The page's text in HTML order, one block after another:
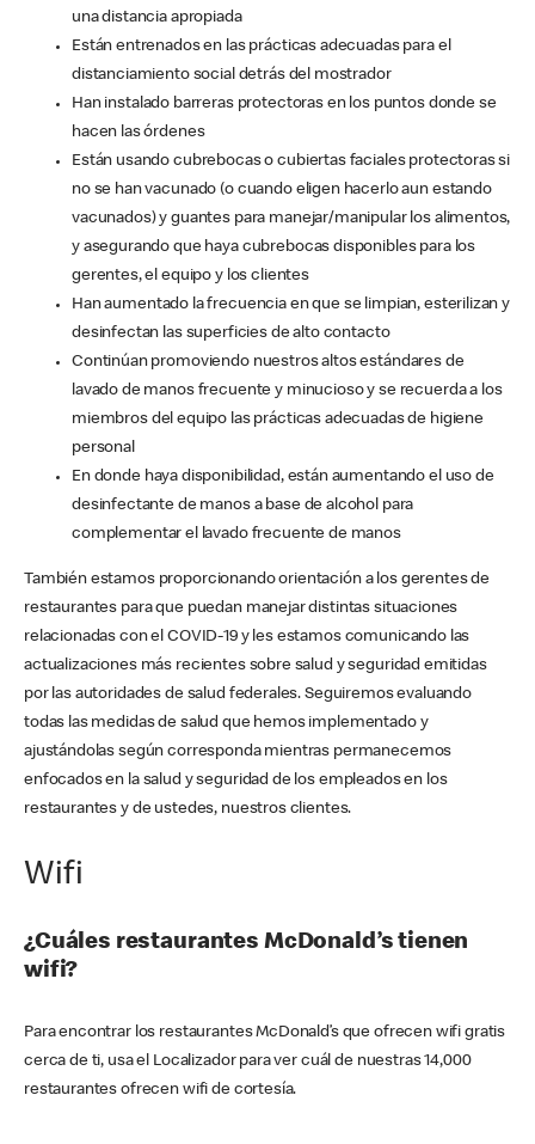
una distancia apropiada
Están entrenados en las prácticas adecuadas para el
distanciamiento social detrás del mostrador
Han instalado barreras protectoras en los puntos donde se
hacen las órdenes
Están usando cubrebocas o cubiertas faciales protectoras si
no se han vacunado (o cuando eligen hacerlo aun estando
vacunados) y guantes para manejar/manipular los alimentos,
y asegurando que haya cubrebocas disponibles para los
gerentes, el equipo y los clientes
Han aumentado la frecuencia en que se limpian, esterilizan y
desinfectan las superficies de alto contacto
Continúan promoviendo nuestros altos estándares de
lavado de manos frecuente y minucioso y se recuerda a los
miembros del equipo las prácticas adecuadas de higiene
personal
En donde haya disponibilidad, están aumentando el uso de
desinfectante de manos a base de alcohol para
complementar el lavado frecuente de manos
También estamos proporcionando orientación a los gerentes de
restaurantes para que puedan manejar distintas situaciones
relacionadas con el COVID-19 y les estamos comunicando las
actualizaciones más recientes sobre salud y seguridad emitidas
por las autoridades de salud federales. Seguiremos evaluando
todas las medidas de salud que hemos implementado y
ajustándolas según corresponda mientras permanecemos
enfocados en la salud y seguridad de los empleados en los
restaurantes y de ustedes, nuestros clientes.
Wifi
¿Cuáles restaurantes McDonald’s tienen
wifi?
Para encontrar los restaurantes McDonald’s que ofrecen wifi gratis
cerca de ti, usa el Localizador para ver cuál de nuestras 14,000
restaurantes ofrecen wifi de cortesía.